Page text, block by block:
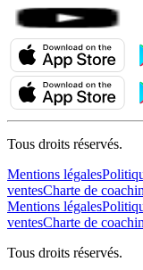
Tous droits réservés.
Mentions légales
ventesCharte de
Mentions légales
ventesCharte de
Tous droits réservés.